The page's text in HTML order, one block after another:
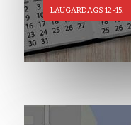
LAUGARDAGS 12-15.